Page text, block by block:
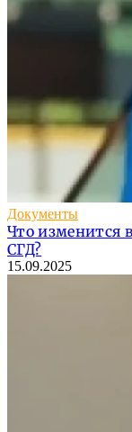
Документы
Что изменится
СГД?
15.09.2025